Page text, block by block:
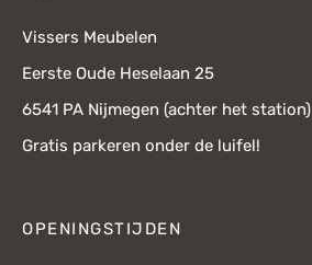
Vissers Meubelen
Eerste Oude Heselaan 25
6541 PA Nijmegen (achter het station)
Gratis parkeren onder de luifel!
OPENINGSTIJDEN